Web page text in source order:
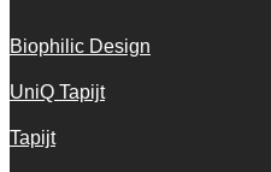
Biophilic Design
UniQ Tapijt
Tapijt